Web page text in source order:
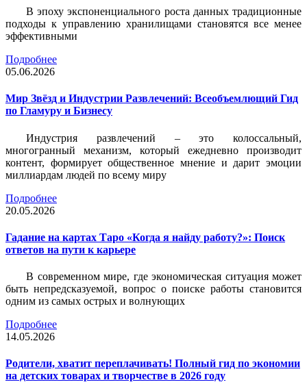
В эпоху экспоненциального роста данных традиционные
подходы к управлению хранилищами становятся все менее
эффективными
Подробнее
05.06.2026
Мир Звёзд и Индустрии Развлечений: Всеобъемлющий Гид
по Гламуру и Бизнесу
Индустрия развлечений – это колоссальный,
многогранный механизм, который ежедневно производит
контент, формирует общественное мнение и дарит эмоции
миллиардам людей по всему миру
Подробнее
20.05.2026
Гадание на картах Таро «Когда я найду работу?»: Поиск
ответов на пути к карьере
В современном мире, где экономическая ситуация может
быть непредсказуемой, вопрос о поиске работы становится
одним из самых острых и волнующих
Подробнее
14.05.2026
Родители, хватит переплачивать! Полный гид по экономии
на детских товарах и творчестве в 2026 году